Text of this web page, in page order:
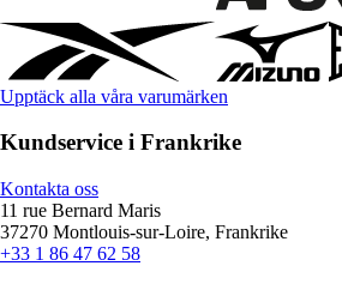
Upptäck alla våra varumärken
Kundservice i Frankrike
Kontakta oss
11 rue Bernard Maris
37270 Montlouis-sur-Loire, Frankrike
+33 1 86 47 62 58